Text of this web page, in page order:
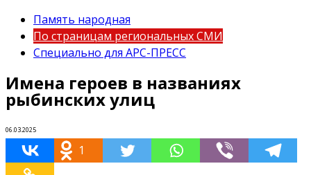
Память народная
По страницам региональных СМИ
Специально для АРС-ПРЕСС
Имена героев в названиях
рыбинских улиц
06.03.2025
1